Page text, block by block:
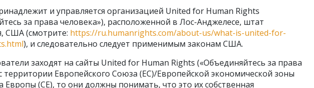
и управляется организацией United for Human Rights
за права человека»), расположенной в Лос-Анджелесе, штат
США (смотрите: https://ru.humanrights.com/about-us/what-is-united-for-
), и следовательно следует применимым законам США.
заходят на сайты United for Human Rights («Объединяйтесь за права
территории Европейского Союза (ЕС)/Европейской экономической зоны
Европы (CE), то они должны понимать, что это их собственная